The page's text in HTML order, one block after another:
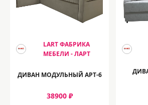
LART ФАБРИКА
МЕБЕЛИ - ЛАРТ
ДИВАН МОДУЛЬНЫЙ АРТ-6
38900 ₽